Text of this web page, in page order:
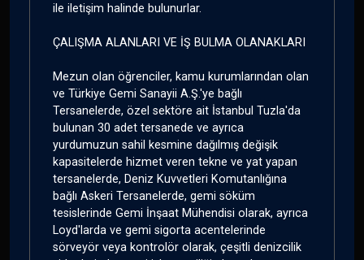
ile iletişim halinde bulunurlar.
ÇALIŞMA ALANLARI VE İŞ BULMA OLANAKLARI
Mezun olan öğrenciler, kamu kurumlarından olan
ve Türkiye Gemi Sanayii A.Ş.'ye bağlı
Tersanelerde, özel sektöre ait İstanbul Tuzla'da
bulunan 30 adet tersanede ve ayrıca
yurdumuzun sahil kesmine dağılmış değişik
kapasitelerde hizmet veren tekne ve yat yapan
tersanelerde, Deniz Kuvvetleri Komutanlığına
bağlı Askeri Tersanelerde, gemi söküm
tesislerinde Gemi İnşaat Mühendisi olarak, ayrıca
Loyd'larda ve gemi sigorta acentelerinde
sörveyör veya kontrolör olarak, çeşitli denizcilik